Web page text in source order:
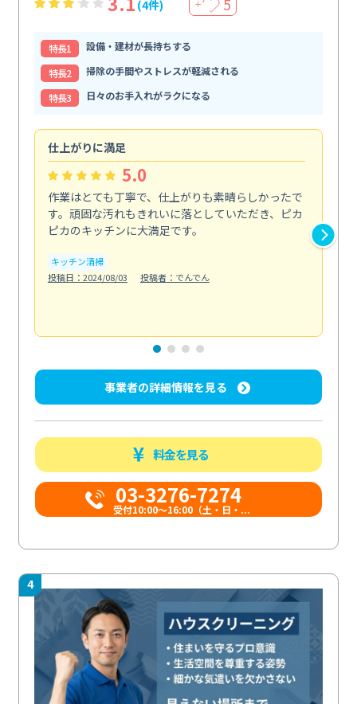
(4件) ＋ 5
特⻑1
設備・建材が長持ちする
特⻑2
掃除の手間やストレスが軽減される
特⻑3
日々のお手入れがラクになる
仕上がりに満足
5.0
作業はとても丁寧で、仕上がりも素晴らしかったで
す。頑固な汚れもきれいに落としていただき、ピカ
ピカのキッチンに大満足です。
キッチン清掃
投稿日：2024/08/03
投稿者：でんでん
事業者の詳細情報を見る
料金を見る
03-3276-7274
受付10:00〜16:00（土・日・...
4